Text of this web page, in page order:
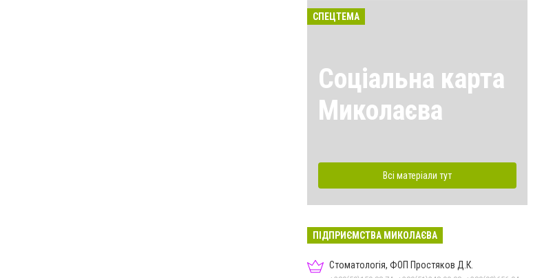
СПЕЦТЕМА
Соціальна карта
Миколаєва
Всі матеріали тут
ПІДПРИЄМСТВА МИКОЛАЄВА
Стоматологія, ФОП Простяков Д.К.